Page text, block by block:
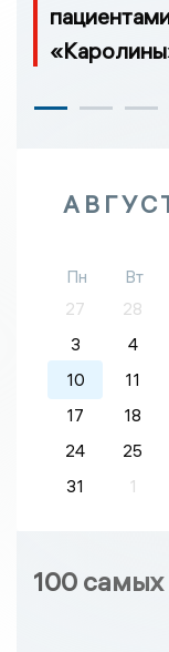
Пн Вт
27
28
3
4
10
11
17
18
24
25
31
1
100